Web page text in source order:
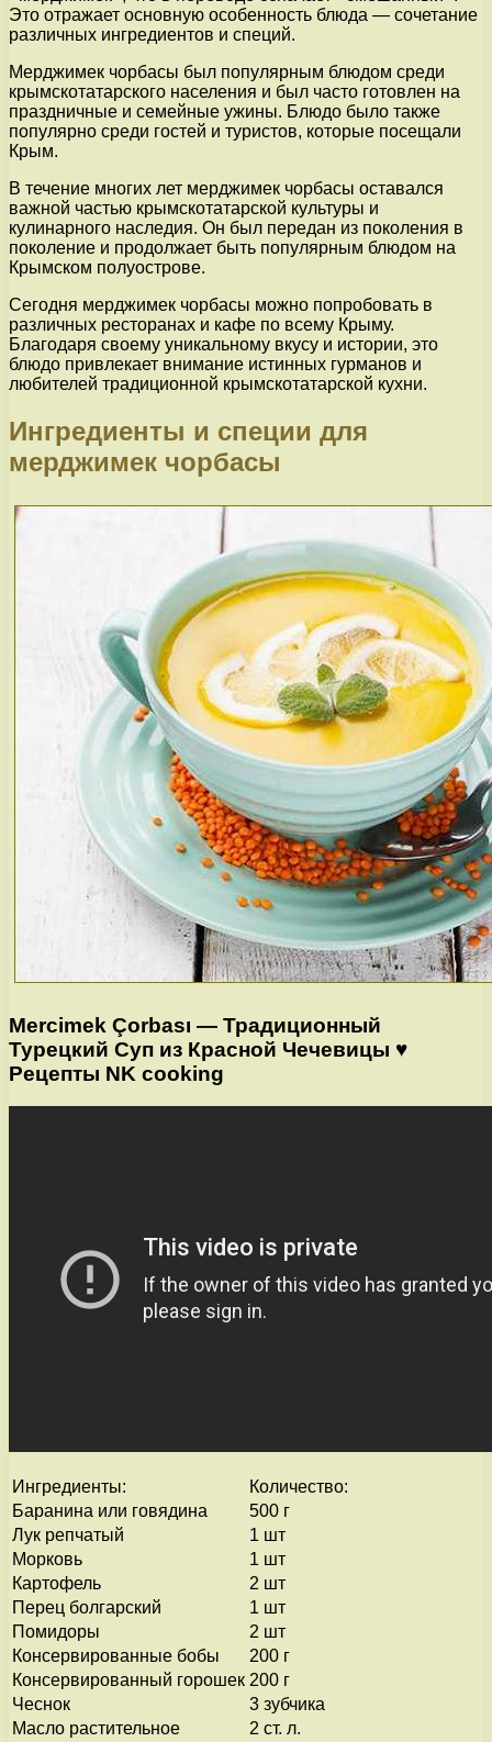
Это отражает основную особенность блюда — сочетание
различных ингредиентов и специй.
Мерджимек чорбасы был популярным блюдом среди
крымскотатарского населения и был часто готовлен на
праздничные и семейные ужины. Блюдо было также
популярно среди гостей и туристов, которые посещали
Крым.
В течение многих лет мерджимек чорбасы оставался
важной частью крымскотатарской культуры и
кулинарного наследия. Он был передан из поколения в
поколение и продолжает быть популярным блюдом на
Крымском полуострове.
Сегодня мерджимек чорбасы можно попробовать в
различных ресторанах и кафе по всему Крыму.
Благодаря своему уникальному вкусу и истории, это
блюдо привлекает внимание истинных гурманов и
любителей традиционной крымскотатарской кухни.
Ингредиенты и специи для
мерджимек чорбасы
Mercimek Çorbası — Традиционный
Турецкий Суп из Красной Чечевицы ♥
Рецепты NK cooking
Ингредиенты:
Количество:
Баранина или говядина
500 г
Лук репчатый
1 шт
Морковь
1 шт
Картофель
2 шт
Перец болгарский
1 шт
Помидоры
2 шт
Консервированные бобы
200 г
Консервированный горошек 200 г
Чеснок
3 зубчика
Масло растительное
2 ст. л.